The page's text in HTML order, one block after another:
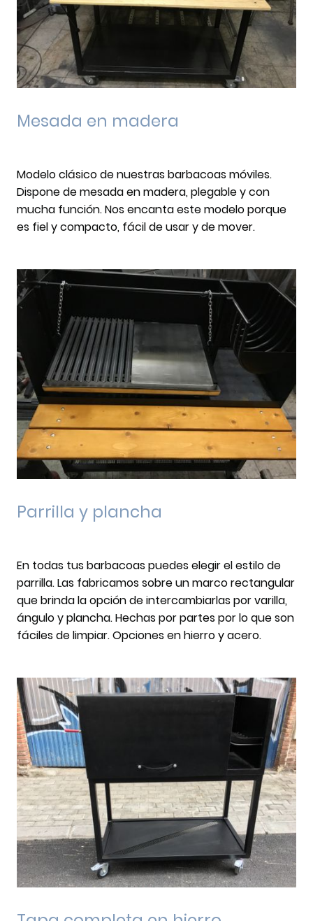
Mesada en madera
Modelo clásico de nuestras barbacoas móviles.
Dispone de mesada en madera, plegable y con
mucha función. Nos encanta este modelo porque
es fiel y compacto, fácil de usar y de mover.
Parrilla y plancha
En todas tus barbacoas puedes elegir el estilo de
parrilla. Las fabricamos sobre un marco rectangular
que brinda la opción de intercambiarlas por varilla,
ángulo y plancha. Hechas por partes por lo que son
fáciles de limpiar. Opciones en hierro y acero.